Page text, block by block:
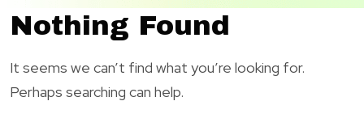
Nothing Found
It seems we can’t find what you’re looking for.
Perhaps searching can help.